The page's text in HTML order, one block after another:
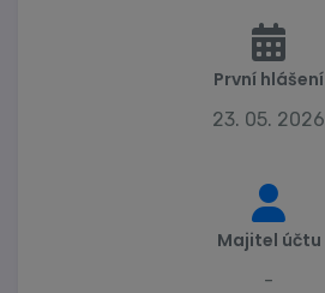
První hlášení
23. 05. 2026
Majitel účtu
-